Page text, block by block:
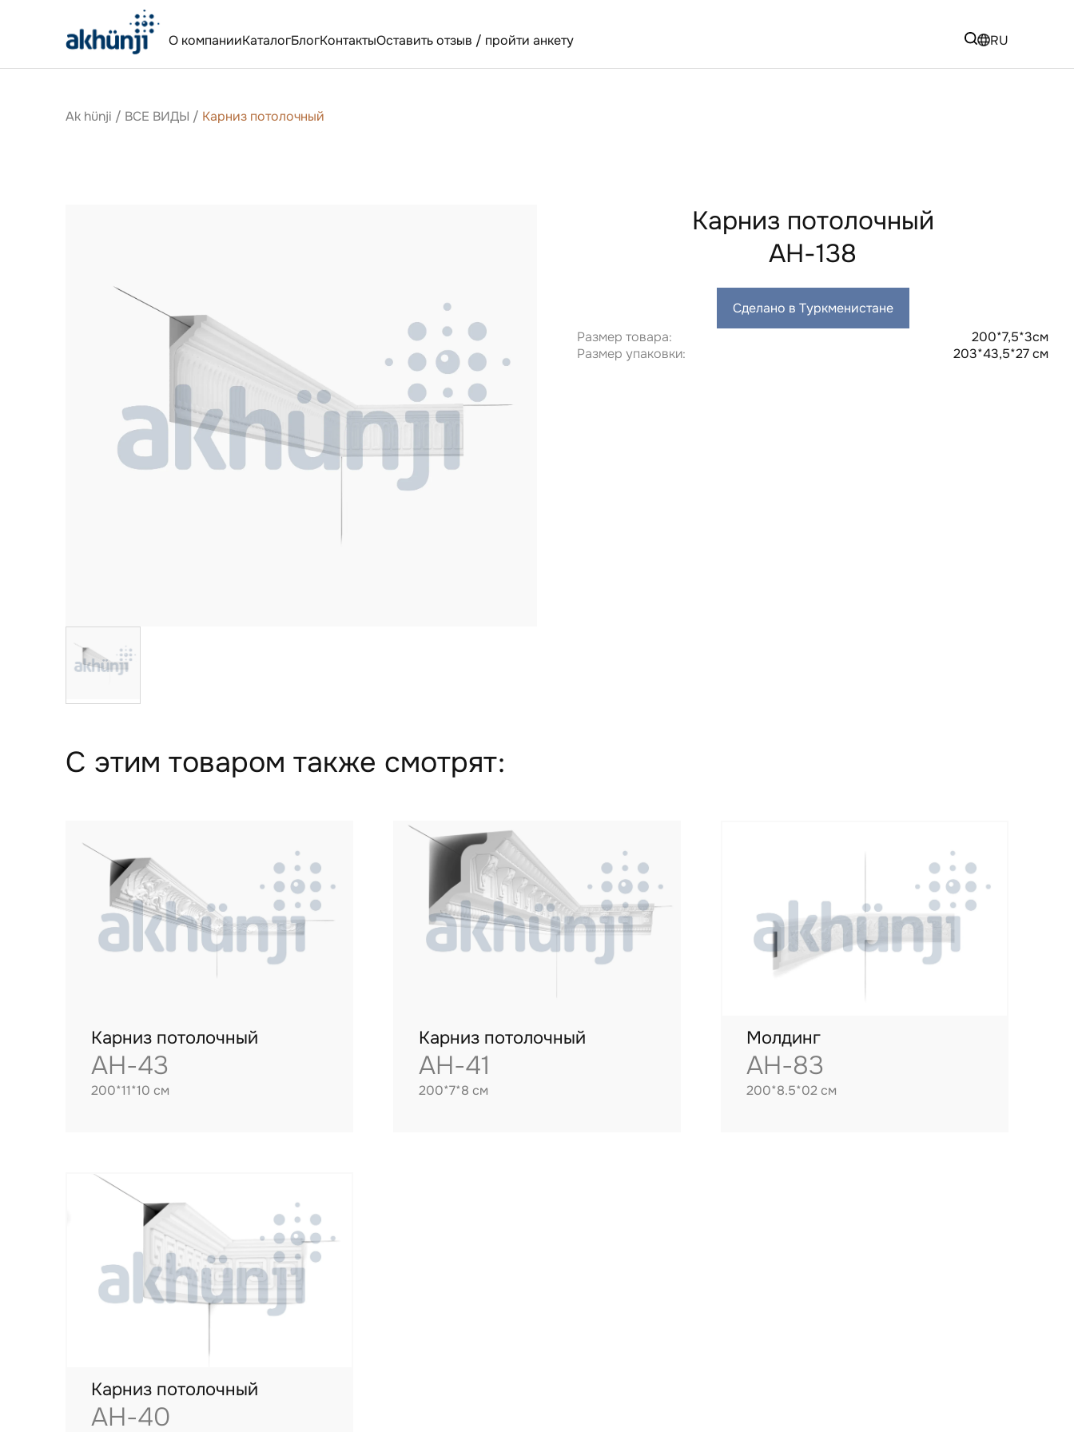
О компанииКаталогБлогКонтактыОставить отзыв / пройти анкету RU
Ak hünji / ВСЕ ВИДЫ / Карниз потолочный
Карниз потолочный
AH-138
Сделано в Туркменистане
Размер товара:
200*7,5*3см
Размер упаковки:
203*43,5*27 см
С этим товаром также смотрят:
Карниз потолочный
AH-43
200*11*10 см
Карниз потолочный
AH-41
200*7*8 см
Молдинг
AH-83
200*8.5*02 см
Карниз потолочный
AH-40